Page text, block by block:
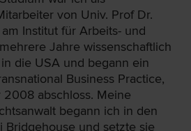
von Univ. Prof Dr.
Institut für Arbeits- und
Jahre wissenschaftlich
die USA und begann ein
Business Practice,
abschloss. Meine
begann ich in den
Bridgehouse und setzte sie